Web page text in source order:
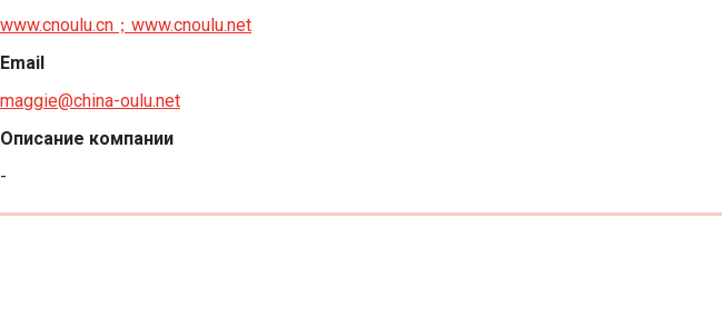
www.cnoulu.cn；www.cnoulu.net
Email
maggie@china-oulu.net
Описание компании
-